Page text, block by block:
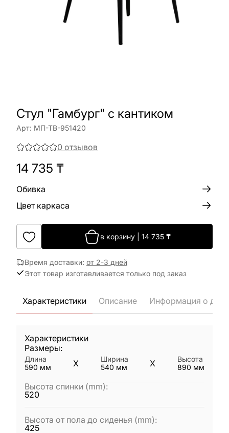
Стул "Гамбург" с кантиком
Арт: МП-ТВ-951420
0 отзывов
14 735 ₸
Обивка
Цвет каркаса
в корзину| 14 735₸
Время доставки: от 2-3 дней
Этот товар изготавливается только под заказ
Характеристики Описание Информация о
Характеристики
Размеры:
Длина
590 мм X
Ширина
540 мм X
Высота
890 мм
Высота спинки (mm):
520
Высота от пола до сиденья (mm):
425